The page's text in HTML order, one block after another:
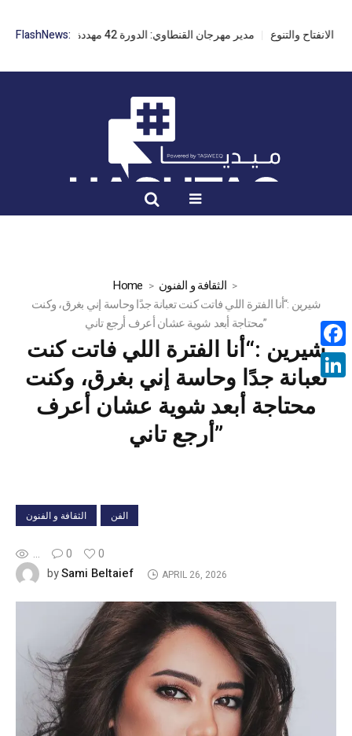
FlashNews: مدير مهرجان القنطاوي: الدورة 42 مهددة بسبب تأخر التراخيص
Home
الثقافة و الفنون
شيرين :“أنا الفترة اللي فاتت كنت تعبانة جدًا وحاسة إني بغرق، وكنت
محتاجة أبعد شوية عشان أعرف أرجع تاني”
شيرين :“أنا الفترة اللي فاتت كنت
تعبانة جدًا وحاسة إني بغرق، وكنت
محتاجة أبعد شوية عشان أعرف
أرجع تاني”
الثقافة و الفنون الفن
... 0
0
bySami Beltaief APRIL 26, 2026